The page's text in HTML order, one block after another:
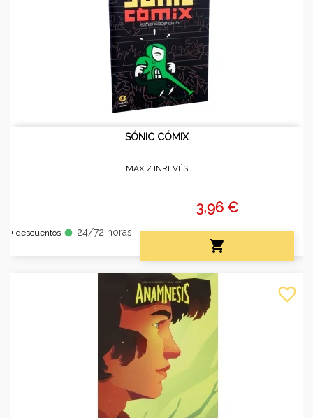
SÓNIC CÓMIX
MAX / INREVÉS
+ descuentos fiber_manual_record 24/72 horas
3,96 €

favorite_border